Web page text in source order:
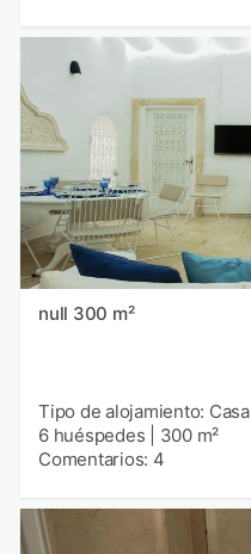
null 300 m²
Tipo de alojamiento: Casa
6 huéspedes
300 m²
Comentarios: 4